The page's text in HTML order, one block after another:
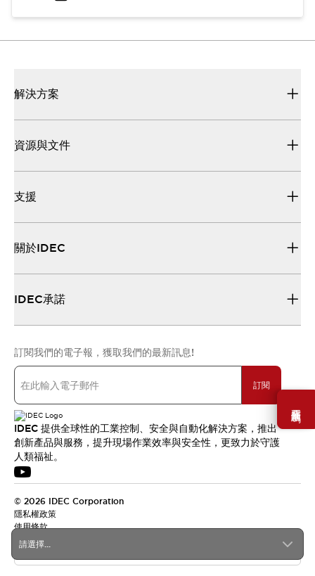
需要幫助嗎？
請選擇...
解決方案
資源與文件
支援
關於IDEC
IDEC承諾
訂閱我們的電子報，獲取我們的最新訊息!
訂閱
IDEC 提供全球性的工業控制、安全與自動化解決方案，推出
創新產品與服務，提升現場作業效率與安全性，更致力於守護
人類福祉。
© 2026 IDEC Corporation
隱私權政策
使用條款
台灣